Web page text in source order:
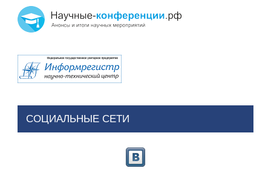
СОЦИАЛЬНЫЕ СЕТИ